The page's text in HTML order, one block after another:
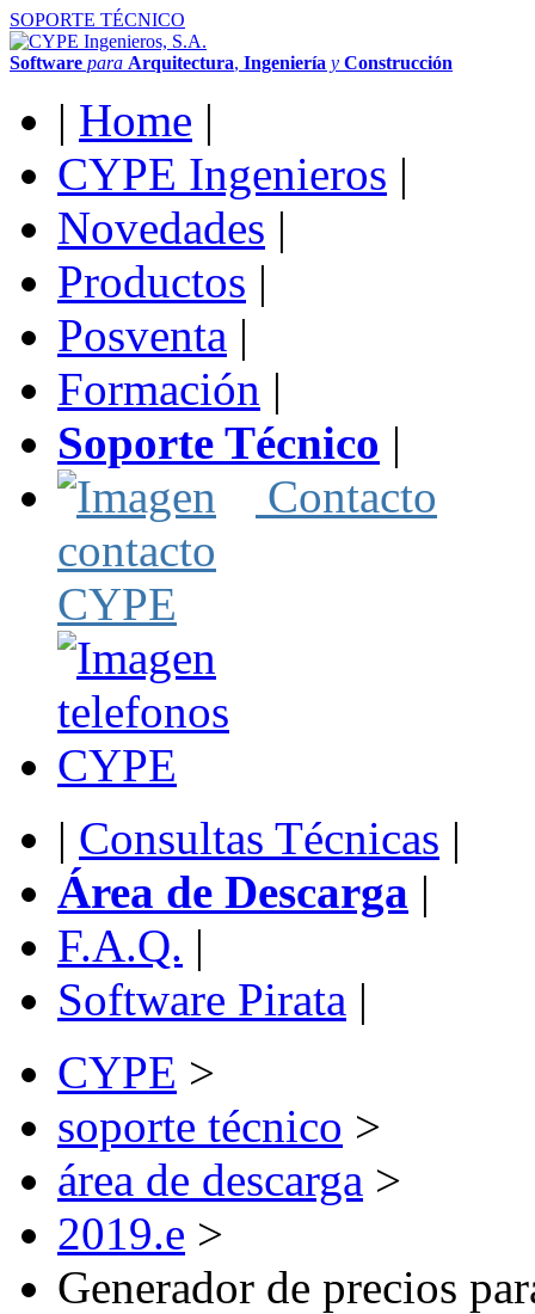
SOPORTE TÉCNICO
Software para Arquitectura, Ingeniería y Construcción
| Home |
CYPE Ingenieros |
Novedades |
Productos |
Posventa |
Formación |
Soporte Técnico |
Contacto
| Consultas Técnicas |
Área de Descarga |
F.A.Q. |
Software Pirata |
CYPE >
soporte técnico >
área de descarga >
2019.e >
Generador de precios